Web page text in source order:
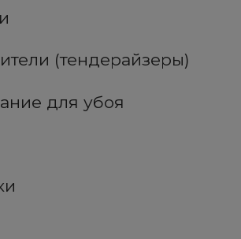
(тендерайзеры)
для убоя